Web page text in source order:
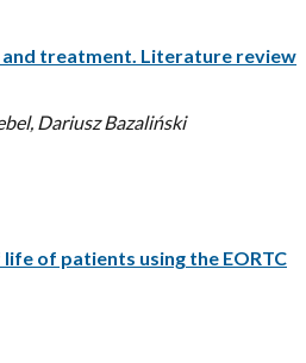
and treatment. Literature review
Dariusz Bazaliński
of patients using the EORTC